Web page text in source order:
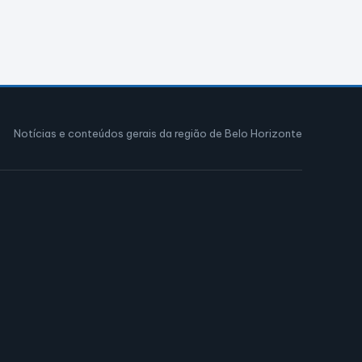
Notícias e conteúdos gerais da região de Belo Horizonte